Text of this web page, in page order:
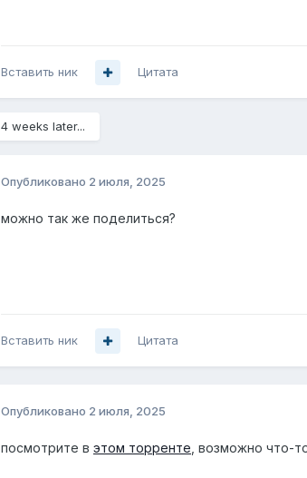
Вставить ник Цитата
4 weeks later...
Опубликовано 2 июля, 2025
можно так же поделиться?
Вставить ник Цитата
Опубликовано 2 июля, 2025
посмотрите в этом торренте , возможно что-